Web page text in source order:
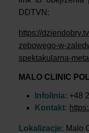
DDTVN:
https://
zebowego-w-
spektakularna-
MALO CLINIC
Infolinia: +48
Kontakt:
Lokalizacje: Malo